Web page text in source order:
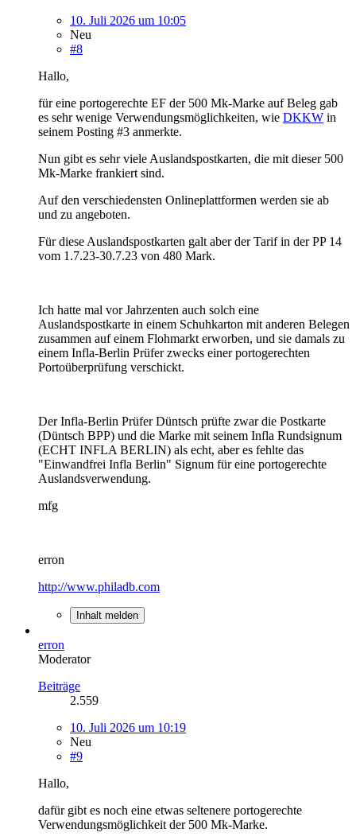
10. Juli 2026 um 10:05
Neu
#8
Hallo,
für eine portogerechte EF der 500 Mk-Marke auf Beleg gab
es sehr wenige Verwendungsmöglichkeiten, wie DKKW in
seinem Posting #3 anmerkte.
Nun gibt es sehr viele Auslandspostkarten, die mit dieser 500
Mk-Marke frankiert sind.
Auf den verschiedensten Onlineplattformen werden sie ab
und zu angeboten.
Für diese Auslandspostkarten galt aber der Tarif in der PP 14
vom 1.7.23-30.7.23 von 480 Mark.
Ich hatte mal vor Jahrzenten auch solch eine
Auslandspostkarte in einem Schuhkarton mit anderen Belegen
zusammen auf einem Flohmarkt erworben, und sie damals zu
einem Infla-Berlin Prüfer zwecks einer portogerechten
Portoüberprüfung verschickt.
Der Infla-Berlin Prüfer Düntsch prüfte zwar die Postkarte
(Düntsch BPP) und die Marke mit seinem Infla Rundsignum
(ECHT INFLA BERLIN) als echt, aber es fehlte das
"Einwandfrei Infla Berlin" Signum für eine portogerechte
Auslandsverwendung.
mfg
erron
http://www.philadb.com
Inhalt melden
erron
Moderator
Beiträge
2.559
10. Juli 2026 um 10:19
Neu
#9
Hallo,
dafür gibt es noch eine etwas seltenere portogerechte
Verwendungsmöglichkeit der 500 Mk-Marke.